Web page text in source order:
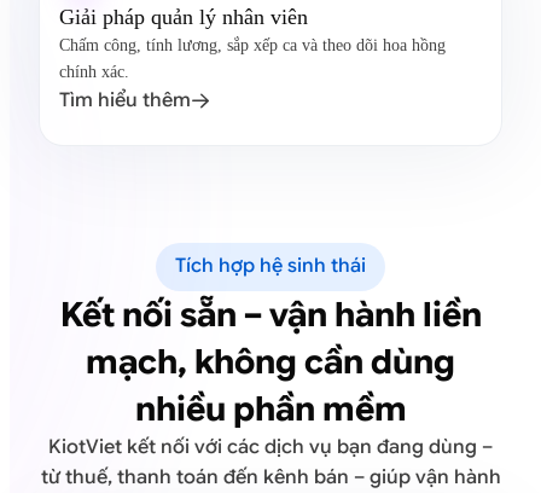
Giải pháp quản lý nhân viên
Chấm công, tính lương, sắp xếp ca và theo dõi hoa hồng
chính xác.
Tìm hiểu thêm
Tích hợp hệ sinh thái
Kết nối sẵn – vận hành liền
mạch, không cần dùng
nhiều phần mềm
KiotViet kết nối với các dịch vụ bạn đang dùng –
từ thuế, thanh toán đến kênh bán – giúp vận hành